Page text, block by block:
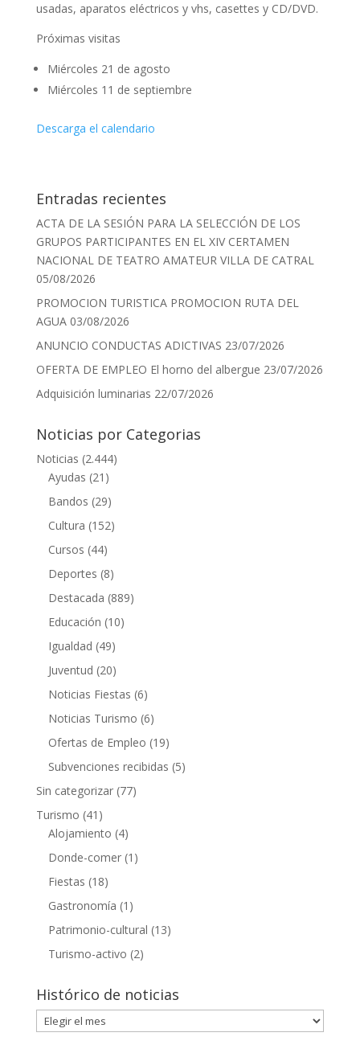
usadas, aparatos eléctricos y vhs, casettes y CD/DVD.
Próximas visitas
Miércoles 21 de agosto
Miércoles 11 de septiembre
Descarga el calendario
Entradas recientes
ACTA DE LA SESIÓN PARA LA SELECCIÓN DE LOS
GRUPOS PARTICIPANTES EN EL XIV CERTAMEN
NACIONAL DE TEATRO AMATEUR VILLA DE CATRAL
05/08/2026
PROMOCION TURISTICA PROMOCION RUTA DEL
AGUA 03/08/2026
ANUNCIO CONDUCTAS ADICTIVAS 23/07/2026
OFERTA DE EMPLEO El horno del albergue 23/07/2026
Adquisición luminarias 22/07/2026
Noticias por Categorias
Noticias (2.444)
Ayudas (21)
Bandos (29)
Cultura (152)
Cursos (44)
Deportes (8)
Destacada (889)
Educación (10)
Igualdad (49)
Juventud (20)
Noticias Fiestas (6)
Noticias Turismo (6)
Ofertas de Empleo (19)
Subvenciones recibidas (5)
Sin categorizar(77)
Turismo (41)
Alojamiento (4)
Donde-comer(1)
Fiestas (18)
Gastronomía (1)
Patrimonio-cultural (13)
Turismo-activo (2)
Histórico de noticias
Histórico
de